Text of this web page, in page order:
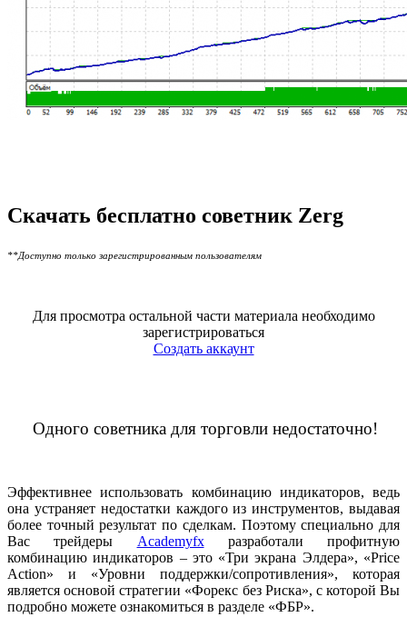
Скачать бесплатно советник Zerg
**Доступно только зарегистрированным пользователям
Для просмотра остальной части материала необходимо
зарегистрироваться
Создать аккаунт
Одного советника для торговли недостаточно!
Эффективнее использовать комбинацию индикаторов, ведь
она устраняет недостатки каждого из инструментов, выдавая
более точный результат по сделкам. Поэтому специально для
Вас трейдеры Academyfxразработали профитную
комбинацию индикаторов – это «Три экрана Элдера», «Price
Action» и «Уровни поддержки/сопротивления», которая
является основой стратегии «Форекс без Риска», с которой Вы
подробно можете ознакомиться в разделе «ФБР».